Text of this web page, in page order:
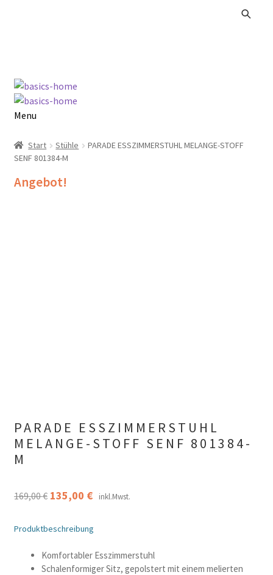
Zur
Navigation
springen
Zum
Inhalt
springen
Menu
Alle Produkte
Start Stühle
PARADE ESSZIMMERSTUHL MELANGE-STOFF
SENF 801384-M
Angebot!
PARADE ESSZIMMERSTUHL
MELANGE-STOFF SENF 801384-
M
169,00€ Ursprünglicher
war:
169,00 €
135,00 €Aktueller
ist:
135,00 €.
inkl.Mwst.
Produktbeschreibung
Komfortabler Esszimmerstuhl
Schalenformiger Sitz, gepolstert mit einem melierten